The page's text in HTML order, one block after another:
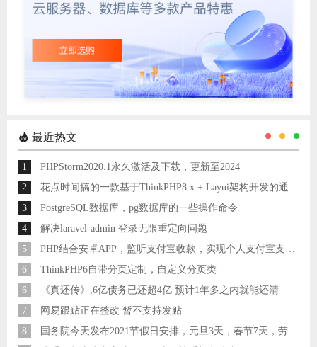
最近热文
1
PHPStorm2020.1永久激活及下载，更新至2024
2
3
PostgreSQL数据库，pg数据库的一些操作命令
4
解决laravel-admin 登录无限重定向问题
5
6
ThinkPHP6自带分页定制，自定义分页类
6
《真还传》,6亿债务已还超4亿 预计1年多之内就能还清
7
网易跟贴正在整改 暂不支持发贴
8
国务院今天发布2021节假日安排，元旦3天，春节7天，劳动节5天